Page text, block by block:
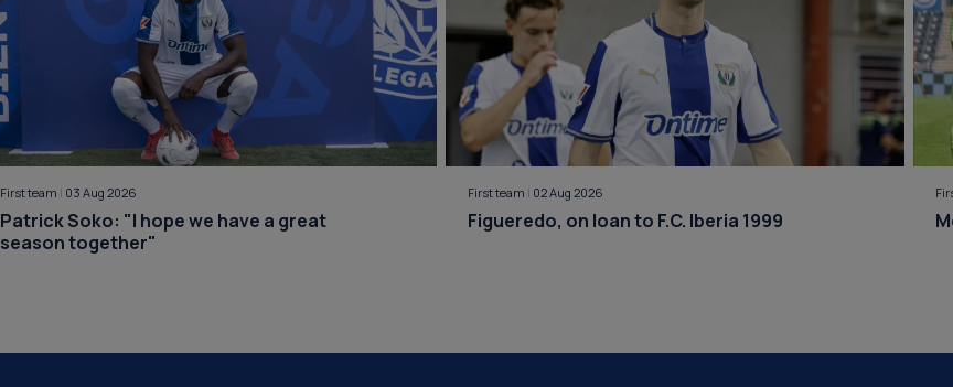
First team | 03 Aug 2026
Patrick Soko: "I hope we have a great
season together"
First team | 02 Aug 2026
Figueredo, on loan to F.C. Iberia 1999